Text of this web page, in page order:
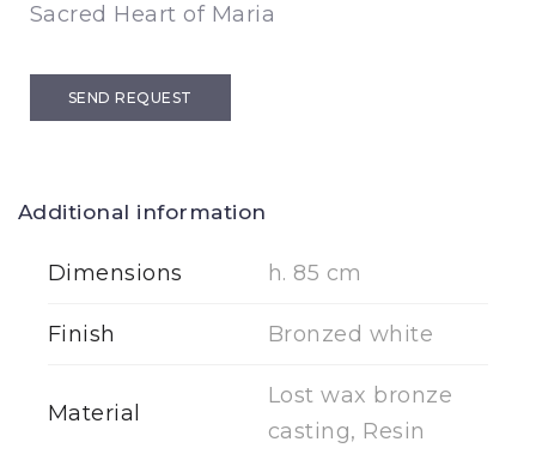
Sacred Heart of Maria
SEND REQUEST
Additional information
Dimensions h. 85 cm
Finish Bronzed white
Material
Lost wax bronze
casting, Resin